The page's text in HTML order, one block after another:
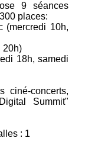
9 séances
places:
(mercredi 10h,
20h)
18h, samedi
ciné-concerts,
Summit"
: 1